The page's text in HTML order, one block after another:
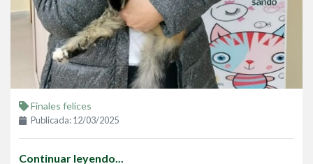
Finales felices
Publicada: 12/03/2025
Continuar leyendo...